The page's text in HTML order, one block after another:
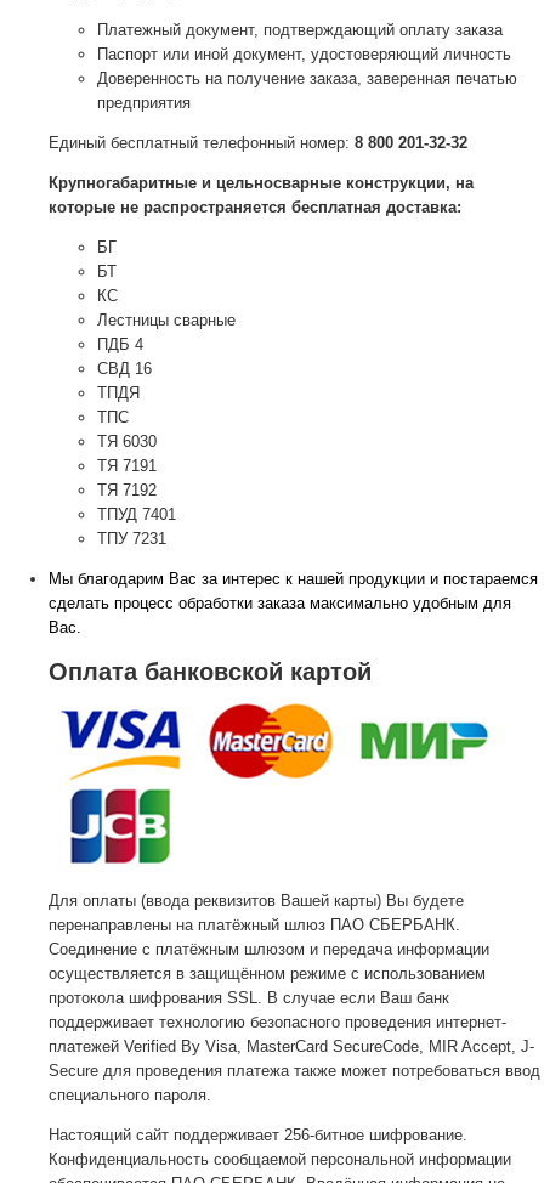
Платежный документ, подтверждающий оплату заказа
Паспорт или иной документ, удостоверяющий личность
Доверенность на получение заказа, заверенная печатью
предприятия
Единый бесплатный телефонный номер: 8 800 201-32-32
Крупногабаритные и цельносварные конструкции, на
которые не распространяется бесплатная доставка:
БГ
БТ
КС
Лестницы сварные
ПДБ 4
СВД 16
ТПДЯ
ТПС
ТЯ 6030
ТЯ 7191
ТЯ 7192
ТПУД 7401
ТПУ 7231
Мы благодарим Вас за интерес к нашей продукции и постараемся
сделать процесс обработки заказа максимально удобным для
Вас.
Оплата банковской картой
Для оплаты (ввода реквизитов Вашей карты) Вы будете
перенаправлены на платёжный шлюз ПАО СБЕРБАНК.
Соединение с платёжным шлюзом и передача информации
осуществляется в защищённом режиме с использованием
протокола шифрования SSL. В случае если Ваш банк
поддерживает технологию безопасного проведения интернет-
платежей Verified By Visa, MasterCard SecureCode, MIR Accept, J-
Secure для проведения платежа также может потребоваться ввод
специального пароля.
Настоящий сайт поддерживает 256-битное шифрование.
Конфиденциальность сообщаемой персональной информации